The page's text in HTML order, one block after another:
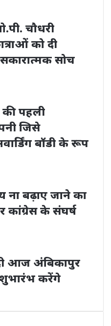
चौधरी
को दी
सोच
पहली
जिसे
बॉडी के रूप
ना बढ़ाए जाने का
के संघर्ष
आज अंबिकापुर
शुभारंभ करेंगे